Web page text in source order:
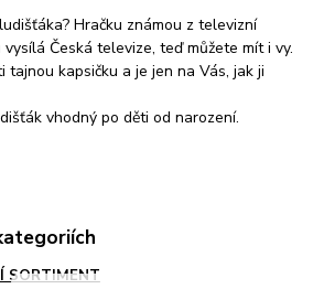
Hračku známou z televizní
Česká televize, teď můžete mít i vy.
tajnou kapsičku a je jen na Vás, jak ji
vhodný po děti od narození.
SORTIMENT